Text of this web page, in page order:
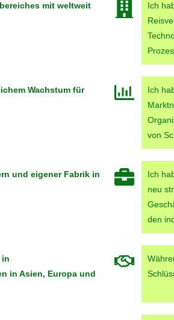
mit weltweit
Ich
Wachstum für
Ich
von
und eigener Fabrik in
Ich
neu
den
in
in Asien, Europa und